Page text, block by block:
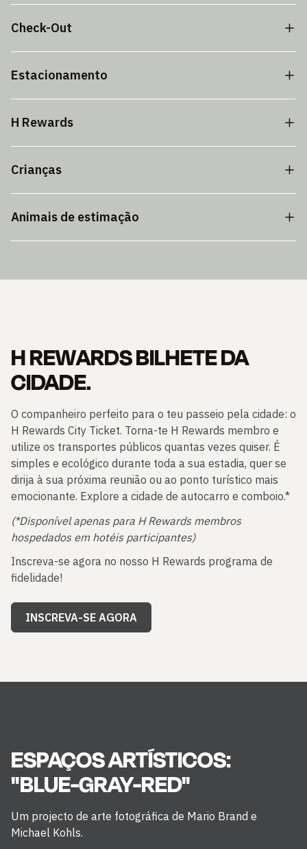
Check-Out
Estacionamento
H Rewards
Crianças
Animais de estimação
H REWARDS BILHETE DA
CIDADE.
O companheiro perfeito para o teu passeio pela cidade: o
H Rewards City Ticket. Torna-te H Rewards membro e
utilize os transportes públicos quantas vezes quiser. É
simples e ecológico durante toda a sua estadia, quer se
dirija à sua próxima reunião ou ao ponto turístico mais
emocionante. Explore a cidade de autocarro e comboio.*
(*Disponível apenas para H Rewards membros
hospedados em hotéis participantes)
Inscreva-se agora no nosso H Rewards programa de
fidelidade!
INSCREVA-SE AGORA
ESPAÇOS ARTÍSTICOS:
"BLUE-GRAY-RED"
Um projecto de arte fotográfica de Mario Brand e
Michael Kohls.